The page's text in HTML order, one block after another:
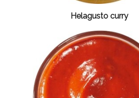
Helagusto curry